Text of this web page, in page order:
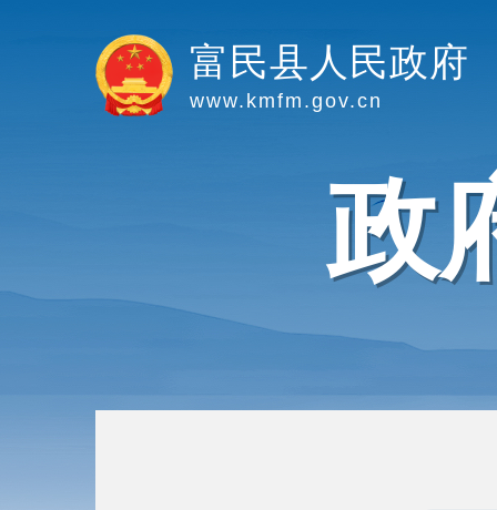
富民县人民政府
www.kmfm.gov.cn
政